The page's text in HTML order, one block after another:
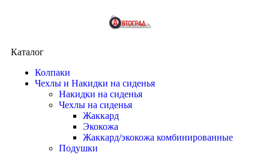
Каталог
Колпаки
Чехлы и Накидки на сиденья
Накидки на сиденья
Чехлы на сиденья
Жаккард
Экокожа
Жаккард/экокожа комбинированные
Подушки